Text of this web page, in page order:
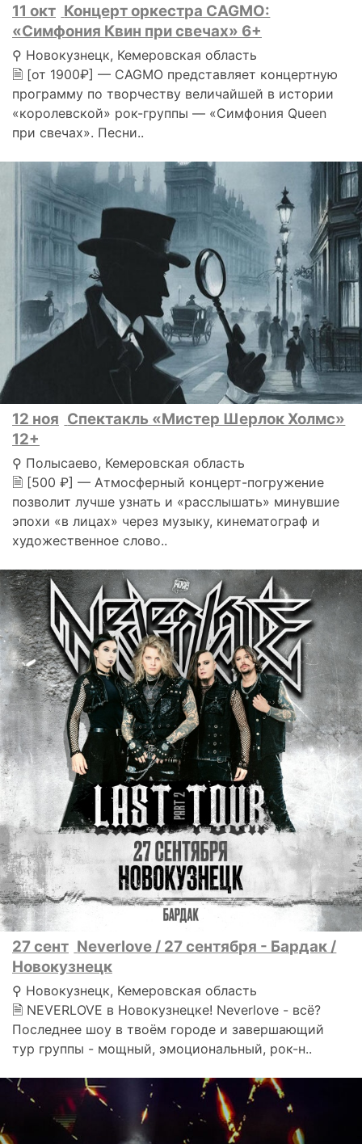
11 окт Концерт оркестра CAGMO:
«Симфония Квин при свечах» 6+
⚲ Новокузнецк, Кемеровская область
🗎 [от 1900₽] — CAGMO представляет концертную
программу по творчеству величайшей в истории
«королевской» рок-группы — «Симфония Queen
при свечах». Песни..
12 ноя Спектакль «Мистер Шерлок Холмс»
12+
⚲ Полысаево, Кемеровская область
🗎 [500 ₽] — Атмосферный концерт-погружение
позволит лучше узнать и «расслышать» минувшие
эпохи «в лицах» через музыку, кинематограф и
художественное слово..
27 сент Neverlove / 27 сентября - Бардак /
Новокузнецк
⚲ Новокузнецк, Кемеровская область
🗎 NEVERLOVE в Новокузнецке! Neverlove - всё?
Последнее шоу в твоём городе и завершающий
тур группы - мощный, эмоциональный, рок-н..